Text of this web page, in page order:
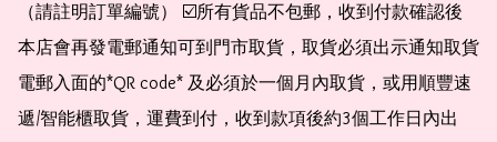
（請註明訂單編號） ☑️所有貨品不包郵，收到付款確認後
本店會再發電郵通知可到門市取貨，取貨必須出示通知取貨
電郵入面的*QR code* 及必須於一個月內取貨，或用順豐速
遞/智能櫃取貨，運費到付，收到款項後約3個工作日內出